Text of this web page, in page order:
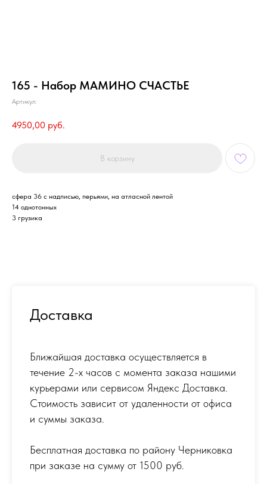
165 - Набор МАМИНО СЧАСТЬЕ
Артикул:
4950,00 руб.
В корзину
сфера 36 с надписью, перьями, на атласной лентой
14 однотонных
3 грузика
Доставка
Ближайшая доставка осуществляется в
течение 2-х часов с момента заказа нашими
курьерами или сервисом Яндекс Доставка.
Стоимость зависит от удаленности от офиса
и суммы заказа.
Бесплатная доставка по району Черниковка
при заказе на сумму от 1500 руб.